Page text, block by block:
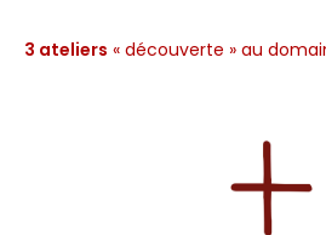
3 ateliers « découverte » au